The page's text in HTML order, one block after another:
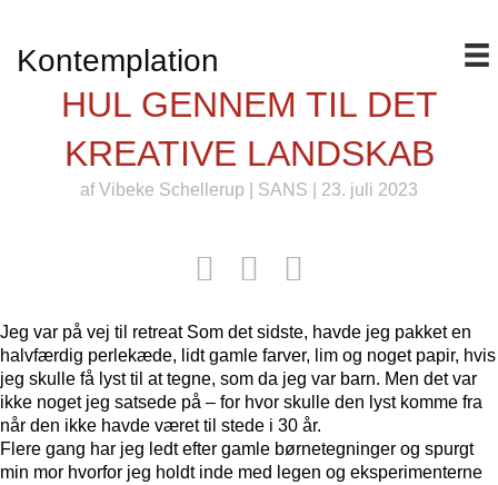
Kontemplation
HUL GENNEM TIL DET
KREATIVE LANDSKAB
afVibeke Schellerup SANS | 23. juli 2023
Jeg var på vej til retreat Som det sidste, havde jeg pakket en
halvfærdig perlekæde, lidt gamle farver, lim og noget papir, hvis
jeg skulle få lyst til at tegne, som da jeg var barn. Men det var
ikke noget jeg satsede på – for hvor skulle den lyst komme fra
når den ikke havde været til stede i 30 år.
Flere gang har jeg ledt efter gamle børnetegninger og spurgt
min mor hvorfor jeg holdt inde med legen og eksperimenterne